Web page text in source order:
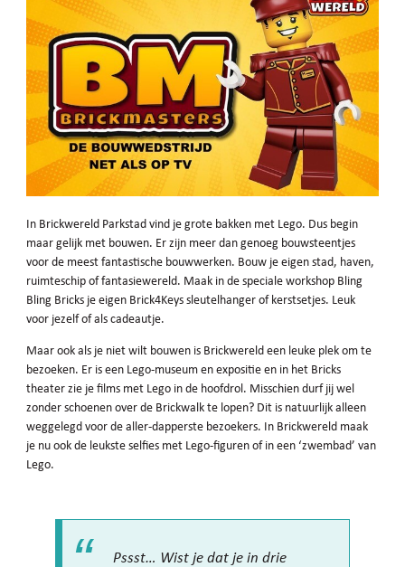
In Brickwereld Parkstad vind je grote bakken met Lego. Dus begin
maar gelijk met bouwen. Er zijn meer dan genoeg bouwsteentjes
voor de meest fantastische bouwwerken. Bouw je eigen stad, haven,
ruimteschip of fantasiewereld. Maak in de speciale workshop Bling
Bling Bricks je eigen Brick4Keys sleutelhanger of kerstsetjes. Leuk
voor jezelf of als cadeautje.
Maar ook als je niet wilt bouwen is Brickwereld een leuke plek om te
bezoeken. Er is een Lego-museum en expositie en in het Bricks
theater zie je films met Lego in de hoofdrol. Misschien durf jij wel
zonder schoenen over de Brickwalk te lopen? Dit is natuurlijk alleen
weggelegd voor de aller-dapperste bezoekers. In Brickwereld maak
je nu ook de leukste selfies met Lego-figuren of in een ‘zwembad’ van
Lego.
Pssst… Wist je dat je in drie